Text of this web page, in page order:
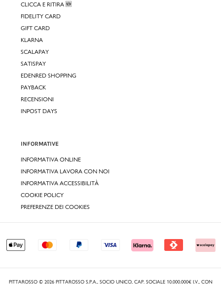
CLICCA E RITIRA 🆕
FIDELITY CARD
GIFT CARD
KLARNA
SCALAPAY
SATISPAY
EDENRED SHOPPING
PAYBACK
RECENSIONI
INPOST DAYS
INFORMATIVE
INFORMATIVA ONLINE
INFORMATIVA LAVORA CON NOI
INFORMATIVA ACCESSIBILITÀ
COOKIE POLICY
PREFERENZE DEI COOKIES
PITTAROSSO © 2026 PITTAROSSO S.P.A., SOCIO UNICO, CAP. SOCIALE 10.000.000€ I.V., CON